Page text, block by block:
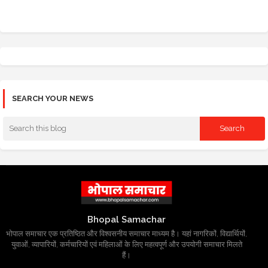
SEARCH YOUR NEWS
Bhopal Samachar
भोपाल समाचार एक प्रतिष्ठित और विश्वसनीय समाचार माध्यम है। यहां नागरिकों, विद्यार्थियों,
युवाओं, व्यापारियों, कर्मचारियों एवं महिलाओं के लिए महत्वपूर्ण और उपयोगी समाचार मिलते
हैं।